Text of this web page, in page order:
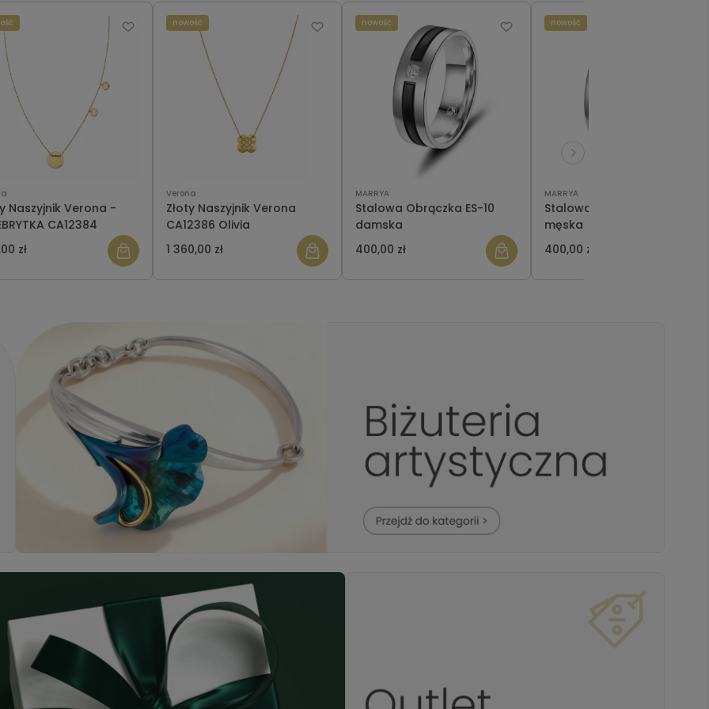
Naszyjnik Verona -
CA12384
zł
Verona
Złoty Naszyjnik Verona
CA12386 Olivia
1 360,00 zł
nowość
MARRYA
Stalowa Obrączka ES-10
damska
400,00 zł
nowość
MARRYA
Stalowa Obrączka ES-10
męska
400,00 zł
nowość